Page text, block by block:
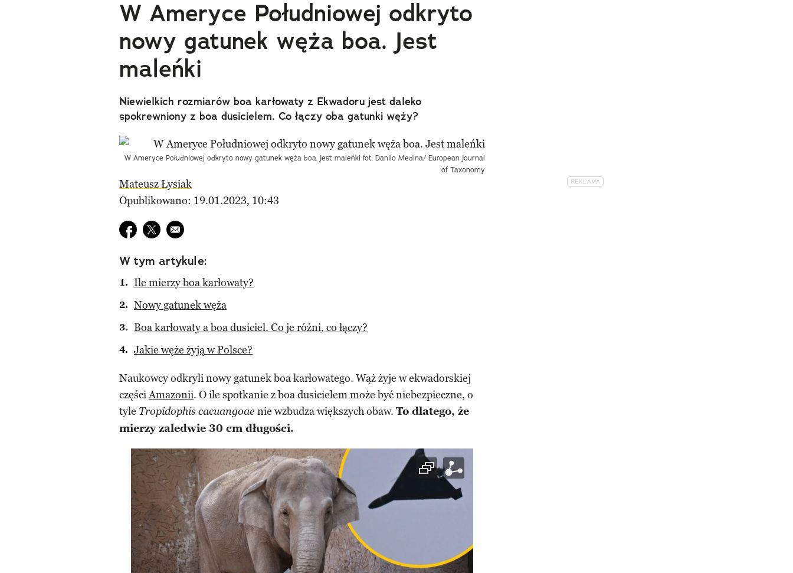
W Ameryce Południowej odkryto
nowy gatunek węża boa. Jest
maleńki
Niewielkich rozmiarów boa karłowaty z Ekwadoru jest daleko
spokrewniony z boa dusicielem. Co łączy oba gatunki węży?
W Ameryce Południowej odkryto nowy gatunek węża boa. Jest maleńki fot. Danilo Medina/ European Journal
of Taxonomy
Mateusz Łysiak
Opublikowano: 19.01.2023, 10:43
Udostępnij na facebook
Udostępnij na twitter
E-mail do przyjaciela
W tym artykule:
Ile mierzy boa karłowaty?
Nowy gatunek węża
Boa karłowaty a boa dusiciel. Co je różni, co łączy?
Jakie węże żyją w Polsce?
Naukowcy odkryli nowy gatunek boa karłowatego. Wąż żyje w ekwadorskiej
częściAmazonii. O ile spotkanie z boa dusicielem może być niebezpieczne, o
tyle Tropidophis cacuangoae nie wzbudza większych obaw. To dlatego, że
mierzy zaledwie 30 cm długości.